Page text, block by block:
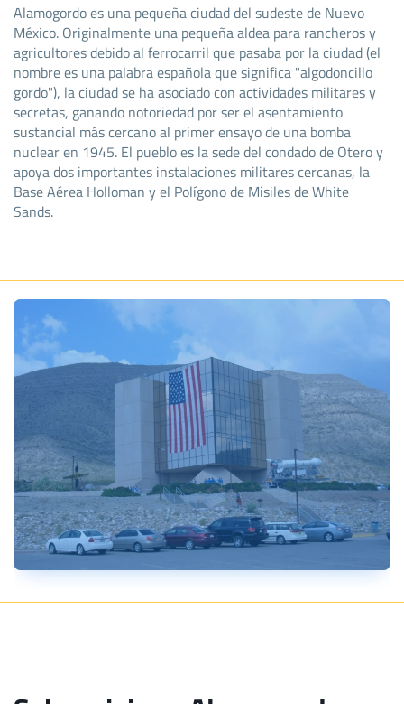
Alamogordo es una pequeña ciudad del sudeste de Nuevo
México. Originalmente una pequeña aldea para rancheros y
agricultores debido al ferrocarril que pasaba por la ciudad (el
nombre es una palabra española que significa "algodoncillo
gordo"), la ciudad se ha asociado con actividades militares y
secretas, ganando notoriedad por ser el asentamiento
sustancial más cercano al primer ensayo de una bomba
nuclear en 1945. El pueblo es la sede del condado de Otero y
apoya dos importantes instalaciones militares cercanas, la
Base Aérea Holloman y el Polígono de Misiles de White
Sands.